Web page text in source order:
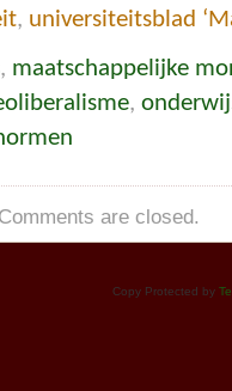
, universiteitsblad
, maatschappelijke
,
Comments are closed.
Copy Protected by